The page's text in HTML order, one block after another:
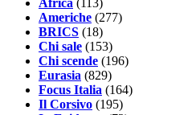
Africa (113)
Americhe (277)
BRICS (18)
Chi sale (153)
Chi scende (196)
Eurasia (829)
Focus Italia (164)
Il Corsivo (195)